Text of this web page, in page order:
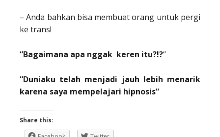
– Anda bahkan bisa membuat orang untuk pergi
ke trans!
“Bagaimana apa nggak keren itu?!?“
“Duniaku telah menjadi jauh lebih menarik
karena saya mempelajari hipnosis”
Share this: